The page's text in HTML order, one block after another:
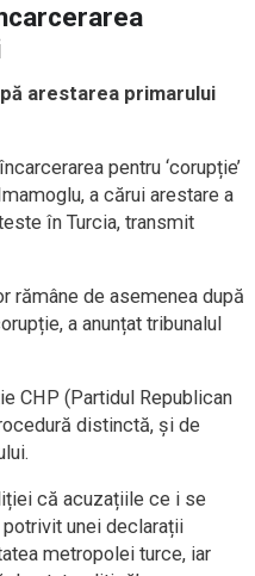
arestarea primarului
pentru ‘corupție’
a cărui arestare a
în Turcia, transmit
rămâne de asemenea după
a anunțat tribunalul
CHP (Partidul Republican
distinctă, și de
că acuzațiile ce i se
potrivit unei declarații
metropolei turce, iar